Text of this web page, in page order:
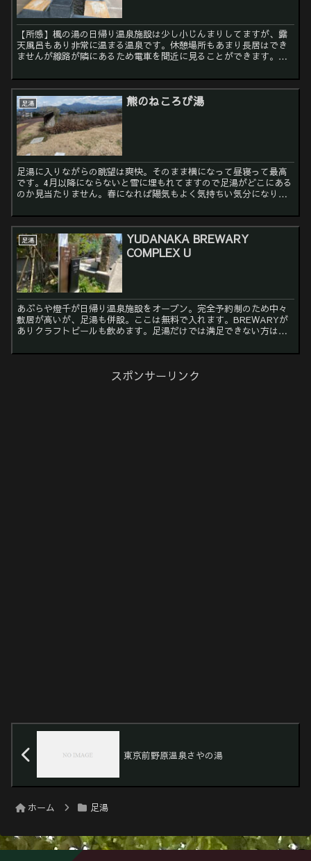
【所感】楓の湯の日帰り温泉施設は少し小じんまりしてますが、露
天風呂もあり非常に温まる温泉です。休憩場所もあまり長居はでき
ませんが線路が隣にあるため電車を間近に見ることができます。足
も...
足湯 熊のねころび湯
足湯に入りながらの眺望は爽快。そのまま横になって昼寝って最高
です。4月以降にならないと雪に埋もれてますので足湯がどこにある
のか見当たりません。春になれば陽気もよく気持ちい気分になりま
足湯
YUDANAKA BREWARY
COMPLEX U
あぶらや燈千が日帰り温泉施設をオープン。完全予約制のため中々
敷居が高いが、足湯も併設。ここは無料で入れます。BREWARYが
ありクラフトビールも飲めます。足湯だけでは満足できない方は予
スポンサーリンク
東京前野原温泉さやの湯
ホーム 足湯